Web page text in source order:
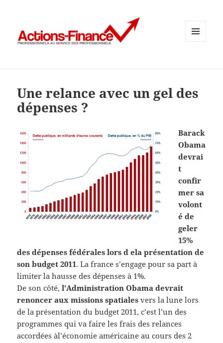
Une relance avec un gel des
dépenses ?
Barack
Obama
devrai
t
confir
mer sa
volont
é de
geler
15%
des dépenses fédérales lors d ela présentation de
son budget 2011. La france s’engage pour sa part à
limiter la hausse des dépenses à 1%.
De son côté, l’Administration Obama devrait
renoncer aux missions spatialesvers la lune lors
de la présentation du budget 2011, c’est l’un des
programmes qui va faire les frais des relances
accordées àl’économie américaine au cours des 2